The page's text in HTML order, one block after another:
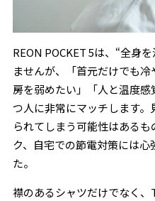
REON POCKET 5は、“全身
ませんが、「首元だけでも
房を弱めたい」「人と温度
つ人に非常にマッチします
られてしまう可能性はある
ク、自宅での節電対策には
た。
襟のあるシャツだけでなく